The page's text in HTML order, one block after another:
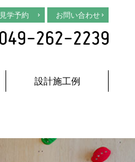
見学予約 お問い合わせ
設計施工例